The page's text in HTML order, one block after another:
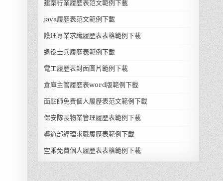
建築行業履歷表范文範例下載
java履歷表范文範例下載
護理專業求職履歷表表格範例下載
退役士兵履歷表範例下載
電工履歷表封面圖片範例下載
倉庫主管履歷表word版範例下載
面點師免費個人履歷表范文範例下載
保安隊長物業管理履歷表範例下載
導遊部經理求職履歷表範例下載
空乘免費個人履歷表表格範例下載